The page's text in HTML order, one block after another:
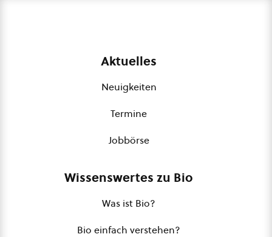
Aktuelles
Neuigkeiten
Termine
Jobbörse
Wissenswertes zu Bio
Was ist Bio?
Bio einfach verstehen?